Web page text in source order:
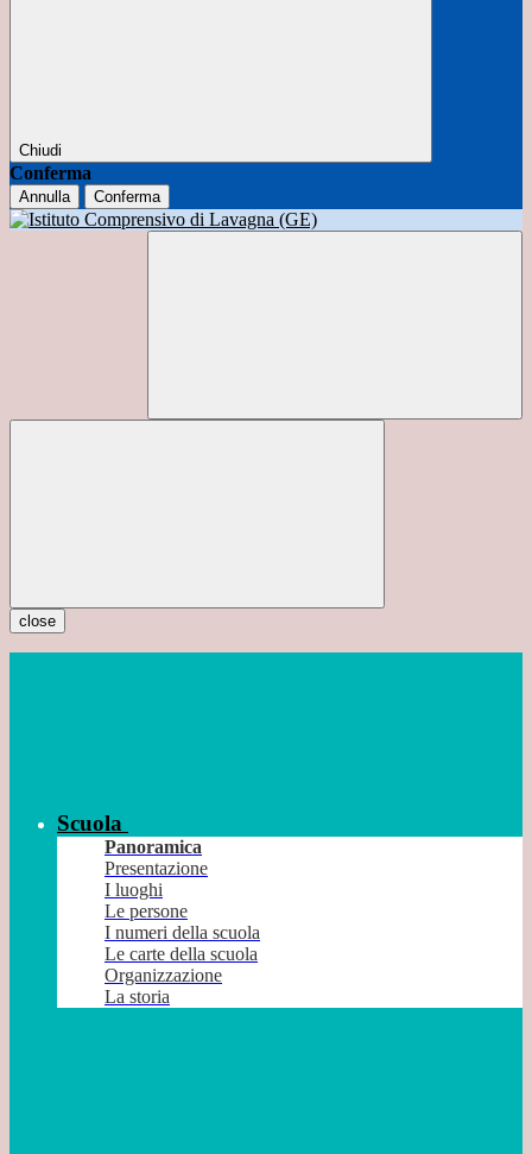
Chiudi
Conferma
Annulla Conferma
close
Scuola
Panoramica
Presentazione
I luoghi
Le persone
I numeri della scuola
Le carte della scuola
Organizzazione
La storia